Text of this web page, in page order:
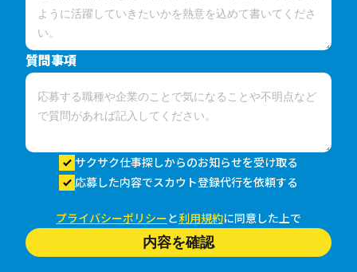
質問事項
サクサク仕事探しからのお知らせを受け取る
応募した内容でスカウト登録代行を依頼する
プライバシーポリシーと利用規約に同意した上で
内容を確認